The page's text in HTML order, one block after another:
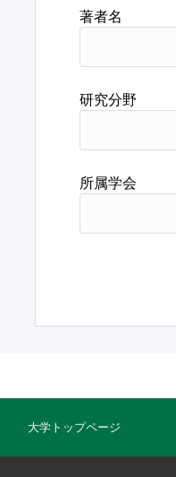
著者名
研究分野
所属学会
大学トップページ